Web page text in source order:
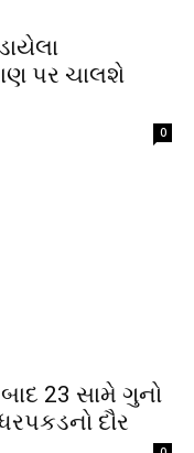
પર ચાલશે
0
બાદ 23 સામે ગુનો
દૌર